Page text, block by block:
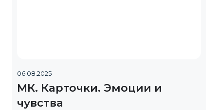
06.08.2025
МК. Карточки. Эмоции и
чувства